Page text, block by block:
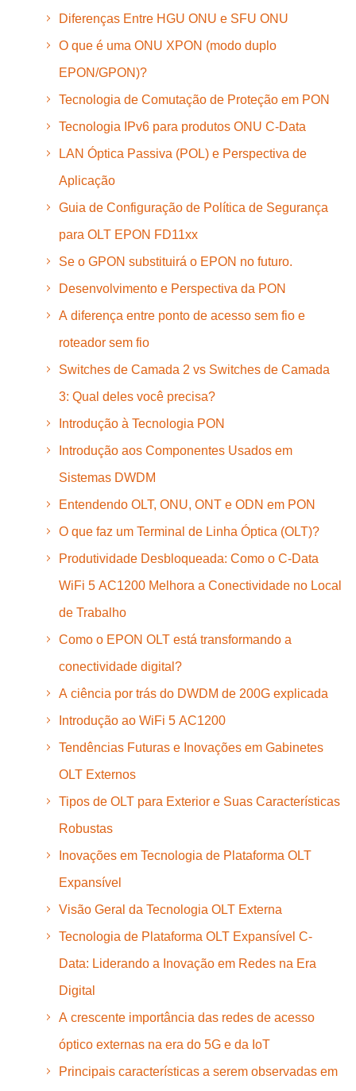
Diferenças Entre HGU ONU e SFU ONU
O que é uma ONU XPON (modo duplo
EPON/GPON)?
Tecnologia de Comutação de Proteção em PON
Tecnologia IPv6 para produtos ONU C-Data
LAN Óptica Passiva (POL) e Perspectiva de
Aplicação
Guia de Configuração de Política de Segurança
para OLT EPON FD11xx
Se o GPON substituirá o EPON no futuro.
Desenvolvimento e Perspectiva da PON
A diferença entre ponto de acesso sem fio e
roteador sem fio
Switches de Camada 2 vs Switches de Camada
3: Qual deles você precisa?
Introdução à Tecnologia PON
Introdução aos Componentes Usados em
Sistemas DWDM
Entendendo OLT, ONU, ONT e ODN em PON
O que faz um Terminal de Linha Óptica (OLT)?
Produtividade Desbloqueada: Como o C-Data
WiFi 5 AC1200 Melhora a Conectividade no Local
de Trabalho
Como o EPON OLT está transformando a
conectividade digital?
A ciência por trás do DWDM de 200G explicada
Introdução ao WiFi 5 AC1200
Tendências Futuras e Inovações em Gabinetes
OLT Externos
Tipos de OLT para Exterior e Suas Características
Robustas
Inovações em Tecnologia de Plataforma OLT
Expansível
Visão Geral da Tecnologia OLT Externa
Tecnologia de Plataforma OLT Expansível C-
Data: Liderando a Inovação em Redes na Era
Digital
A crescente importância das redes de acesso
óptico externas na era do 5G e da IoT
Principais características a serem observadas em